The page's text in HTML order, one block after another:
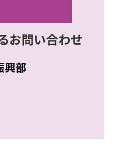
お問い合わせ
興部